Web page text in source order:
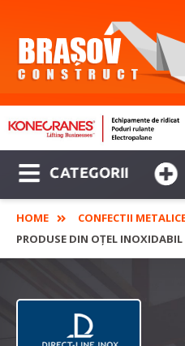
CATEGORII
HOME CONFECTII
PRODUSE DIN OȚEL